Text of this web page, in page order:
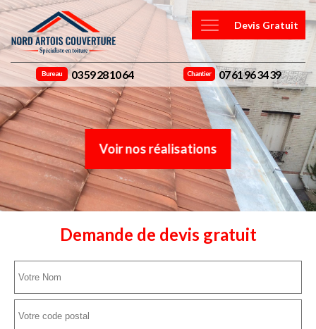
Devis Gratuit
Bureau 03 59 28 10 64 Chantier 07 61 96 34 39
Voir nos réalisations
Demande de devis gratuit